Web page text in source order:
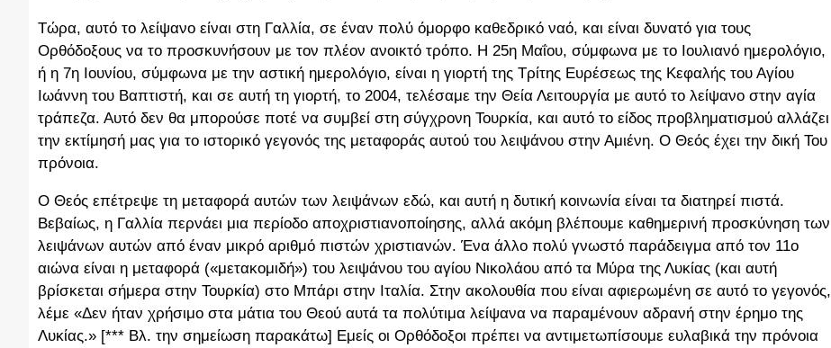
Τώρα, αυτό το λείψανο είναι στη Γαλλία, σε έναν πολύ όμορφο καθεδρικό ναό, και είναι δυνατό για τους
Ορθόδοξους να το προσκυνήσουν με τον πλέον ανοικτό τρόπο. Η 25η Μαΐου, σύμφωνα με το Ιουλιανό ημερολόγιο,
ή η 7η Ιουνίου, σύμφωνα με την αστική ημερολόγιο, είναι η γιορτή της Τρίτης Ευρέσεως της Κεφαλής του Αγίου
Ιωάννη του Βαπτιστή, και σε αυτή τη γιορτή, το 2004, τελέσαμε την Θεία Λειτουργία με αυτό το λείψανο στην αγία
τράπεζα. Αυτό δεν θα μπορούσε ποτέ να συμβεί στη σύγχρονη Τουρκία, και αυτό το είδος προβληματισμού αλλάζει
την εκτίμησή μας για το ιστορικό γεγονός της μεταφοράς αυτού του λειψάνου στην Αμιένη. Ο Θεός έχει την δική Του
πρόνοια.
Ο Θεός επέτρεψε τη μεταφορά αυτών των λειψάνων εδώ, και αυτή η δυτική κοινωνία είναι τα διατηρεί πιστά.
Βεβαίως, η Γαλλία περνάει μια περίοδο αποχριστιανοποίησης, αλλά ακόμη βλέπουμε καθημερινή προσκύνηση των
λειψάνων αυτών από έναν μικρό αριθμό πιστών χριστιανών. Ένα άλλο πολύ γνωστό παράδειγμα από τον 11ο
αιώνα είναι η μεταφορά («μετακομιδή») του λειψάνου του αγίου Νικολάου από τα Μύρα της Λυκίας (και αυτή
βρίσκεται σήμερα στην Τουρκία) στο Μπάρι στην Ιταλία. Στην ακολουθία που είναι αφιερωμένη σε αυτό το γεγονός,
λέμε «Δεν ήταν χρήσιμο στα μάτια του Θεού αυτά τα πολύτιμα λείψανα να παραμένουν αδρανή στην έρημο της
Λυκίας.» [*** Βλ. την σημείωση παρακάτω] Εμείς οι Ορθόδοξοι πρέπει να αντιμετωπίσουμε ευλαβικά την πρόνοια